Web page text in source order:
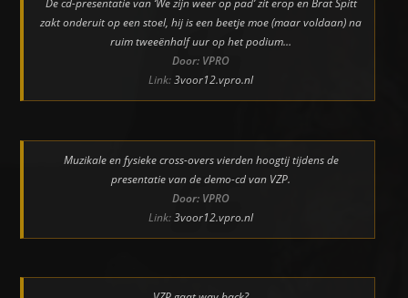
De cd-presentatie van ‘We zijn weer op pad’ zit erop en Brat Spitt
zakt onderuit op een stoel, hij is een beetje moe (maar voldaan) na
ruim tweeënhalf uur op het podium…
Door: VPRO
Link:3voor12.vpro.nl
Muzikale en fysieke cross-overs vierden hoogtij tijdens de
presentatie van de demo-cd van VZP.
Door: VPRO
Link:3voor12.vpro.nl